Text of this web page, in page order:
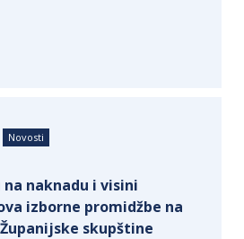
Novosti
naknadu i visini
izborne promidžbe na
skupštine